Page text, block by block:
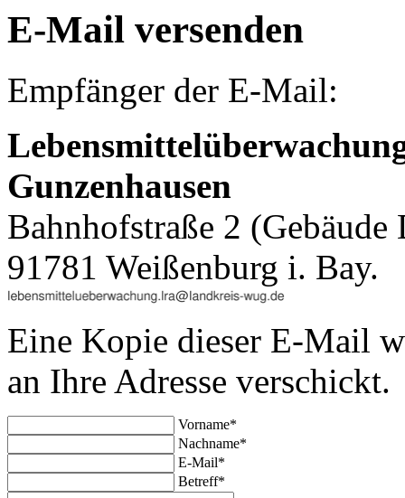
E-Mail versenden
Empfänger der E-Mail:
Gunzenhausen
Bahnhofstraße 2 (Gebäude
91781 Weißenburg i. Bay.
Eine Kopie dieser E-Mail
an Ihre Adresse verschickt.
Vorname*
Nachname*
E-Mail*
Betreff*